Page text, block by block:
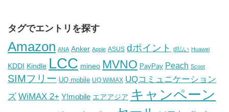
タグでエントリを探す
Amazon ANA Anker Apple ASUS dポイント d払い Huawei
KDDI Kindle LCC mineo MVNO PayPay Peach Scoot
SIMフリー UQ mobile UQ WiMAX UQコミュニケーション
ズ WiMAX 2+ Y!mobile エアアジア キャンペーン